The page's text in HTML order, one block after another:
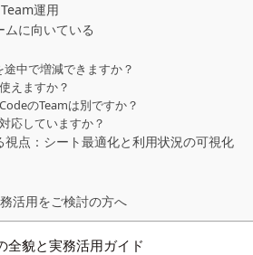
運用
に向いている
中で増減できますか？
えますか？
のTeamは別ですか？
応していますか？
点：シート最適化と利用状況の可視化
活用をご検討の方へ
全貌と実務活用ガイド